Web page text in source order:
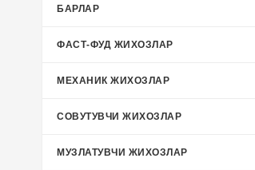
БАРЛАР
ФАСТ-ФУД ЖИХОЗЛАР
МЕХАНИК ЖИХОЗЛАР
СОВУТУВЧИ ЖИХОЗЛАР
МУЗЛАТУВЧИ ЖИХОЗЛАР